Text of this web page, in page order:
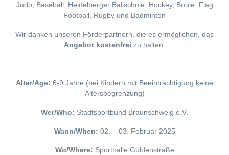
Judo, Baseball, Heidelberger Ballschule, Hockey, Boule, Flag
Football, Rugby und Badminton
Wir danken unseren Förderpartnern, die es ermöglichen, das
Angebot kostenfrei zu halten.
Alter/Age: 6-9 Jahre (bei Kindern mit Beeinträchtigung keine
Altersbegrenzung)
Wer/Who: Stadtsportbund Braunschweig e.V.
Wann/When: 02. – 03. Februar 2025
Wo/Where: Sporthalle Güldenstraße